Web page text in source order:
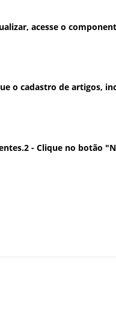
acesse o
o cadastro de artigos,
- Clique no botão